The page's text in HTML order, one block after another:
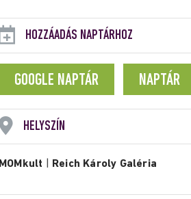
HOZZÁADÁS NAPTÁRHOZ
GOOGLE NAPTÁR NAPTÁR
HELYSZÍN
MOMkult Reich Károly Galéria